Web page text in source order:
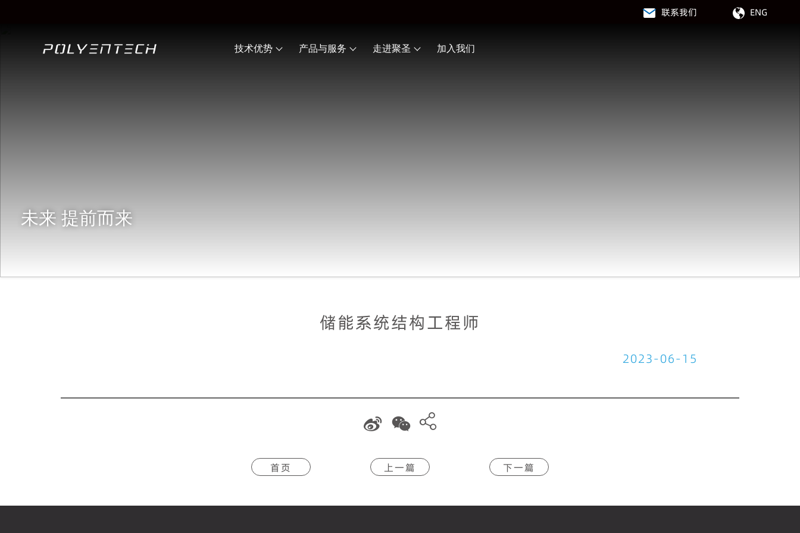
联系我们 ENG
技术优势 产品与服务 走进聚圣 加入我们
未来 提前而来
储能系统结构工程师
2023-06-15
首页 上一篇 下一篇